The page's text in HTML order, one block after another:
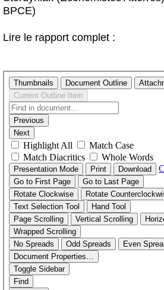
BPCE)
Lire le rapport complet :